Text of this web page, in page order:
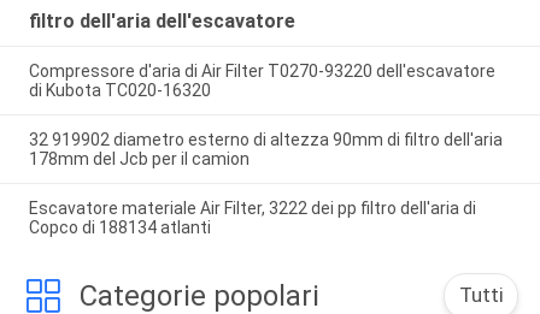
filtro dell'aria dell'escavatore
Compressore d'aria di Air Filter T0270-93220 dell'escavatore
di Kubota TC020-16320
32 919902 diametro esterno di altezza 90mm di filtro dell'aria
178mm del Jcb per il camion
Escavatore materiale Air Filter, 3222 dei pp filtro dell'aria di
Copco di 188134 atlanti
Categorie popolari Tutti